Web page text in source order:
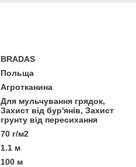
BRADAS
Польща
Агротканина
Для мульчування грядок,
Захист від бур'янів, Захист
грунту від пересихання
70 г/м2
1.1 м
100 м